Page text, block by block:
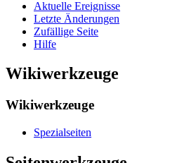
Aktuelle Ereignisse
Letzte Änderungen
Zufällige Seite
Hilfe
Wikiwerkzeuge
Wikiwerkzeuge
Spezialseiten